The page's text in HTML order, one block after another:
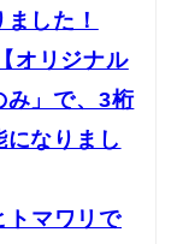
した！
オリジナル
み」で、3桁
なりまし
トマワリで